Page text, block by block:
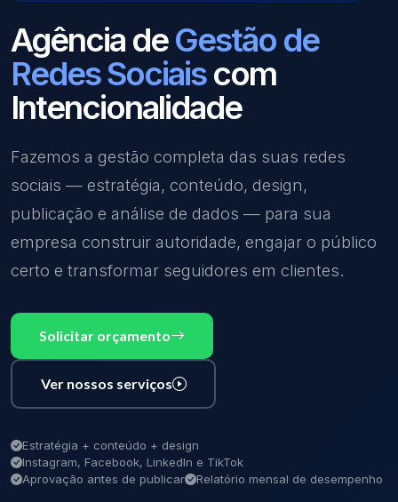
Agência deGestão de
Redes Sociaiscom
Intencionalidade
Fazemos a gestão completa das suas redes
sociais — estratégia, conteúdo, design,
publicação e análise de dados — para sua
empresa construir autoridade, engajar o público
certo e transformar seguidores em clientes.
Solicitar orçamento
Ver nossos serviços
Estratégia + conteúdo + design
Instagram, Facebook, LinkedIn e TikTok
Aprovação antes de publicar
Relatório mensal de desempenho